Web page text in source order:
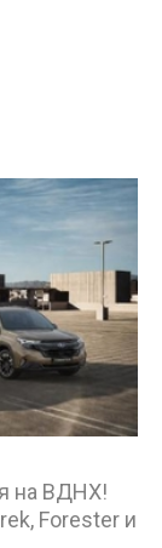
на ВДНХ!
Forester и